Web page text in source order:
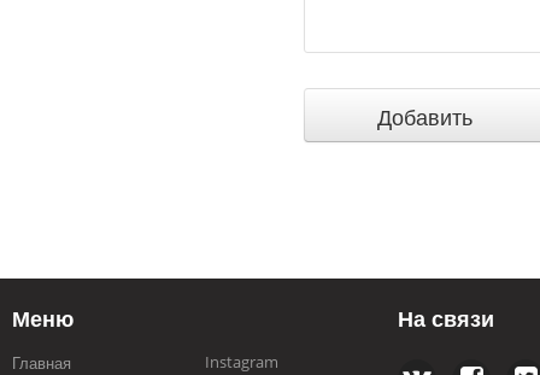
Меню
Главная
Instagram
На связи